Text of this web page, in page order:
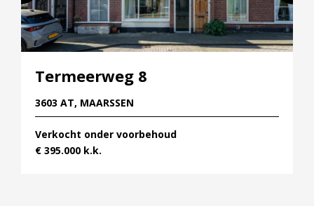
Termeerweg 8
3603 AT, MAARSSEN
Verkocht onder voorbehoud
€ 395.000 k.k.